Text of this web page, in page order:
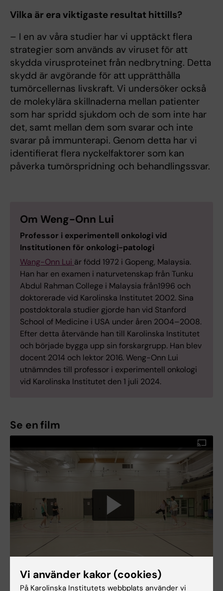
Vilka är era viktigaste resultat hittills?
– I en av våra studier har vi upptäckt flera
strategier som används av viruset för att
skydda virusproteinet från nedbrytning. Detta
skydd är avgörande för att upprätthålla
tumörcellernas livskraft. Vi undersöker också
de molekylära skillnaderna mellan patienter
som har spridd sjukdom och de som inte har
det, samt mellan dem som svarar och inte
svarar på immunterapi. Genom detta har vi
identifierat flera nyckelfaktorer som kan
påverka tumörspridning och behandlingssvar.
Om Weng-Onn Lui
Professor i experimentell onkologi vid
Institutionen för onkologi-patologi
Wang-Onn Lui är född 1972 i Gopeng, Malaysia.
Han har en examen i naturvetenskap från Tunku
Abdul Rahman College i Malaysia från1996 och
doktorerade vid Karolinska Institutet 2002. Sina
postdoktorala studier gjorde han vid Stanford
School of Medicine i USA under åren 2004–2008.
Efter detta återvände han till Karolinska Institutet
och började bygga upp sin forskargrupp. Han blev
docent 2014 och lektor 2016. Weng-Onn Lui
utnämndes till professor i experimentell onkologi
vid Karolinska Institutet den 1 juli 2024.
Se en film
Vi använder kakor (cookies)
På Karolinska Institutets webbplats använder vi